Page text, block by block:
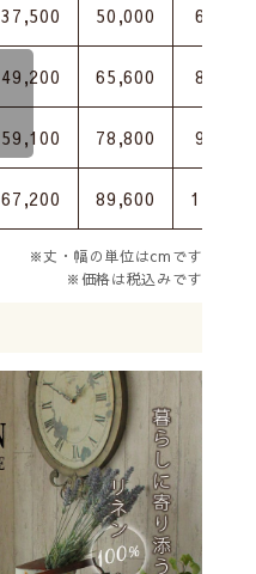
37,500 50,000 62,500
49,200 65,600 82,000
59,100 78,800 98,500
67,200 89,600
※丈・幅の単位はcmです
※価格は税込みです